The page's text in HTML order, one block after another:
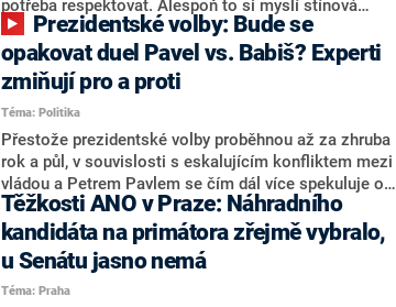
potřeba respektovat. Alespoň to si myslí stínová
ministryně spravedlnosti ODS Eva Decroix. V
rozhovoru pro CNN Prima NEWS si nebrala servítky
ohledně politického výkonu svého nástupce Jeronýma
Tejce (za ANO) či vládní zmocněnkyně pro lidská
práva Taťány Malé (ANO). Označením „svoloč“ na
adresu vlády prý byla ještě hodná. Decroix se také
vrátila k volební porážce koalice Spolu či promluvila o
hnutí Naše Česko Martina Kuby.
opakovat duel Pavel vs. Babiš? Experti
zmiňují pro a proti
Téma: Politika
Přestože prezidentské volby proběhnou až za zhruba
rok a půl, v souvislosti s eskalujícím konfliktem mezi
vládou a Petrem Pavlem se čím dál více spekuluje o
tom, koho by do bitvy o Hrad mohla vyslat současná
koalice. Někteří političtí komentátoři znovu vytahují
jméno premiéra Andreje Babiše (ANO). Jak moc je
pravděpodobné, že se v prezidentských volbách 2028
bude znovu opakovat souboj z roku 2023?
Těžkosti ANO v Praze: Náhradního
kandidáta na primátora zřejmě vybralo,
u Senátu jasno nemá
Téma: Praha